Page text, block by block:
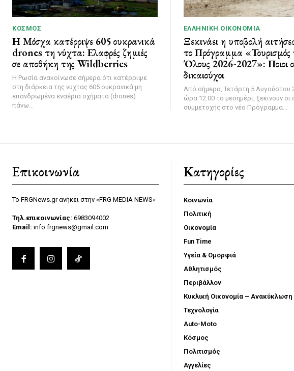
ΚΌΣΜΟΣ
Η Μόσχα κατέρριψε 605 ουκρανικά
drones τη νύχτα: Ελαφρές ζημιές
σε αποθήκη της Wildberries
Η Ρωσία ανακοίνωσε σήμερα ότι κατέρριψε
στη διάρκεια της νύχτας 605 ουκρανικά μη
επανδρωμένα εναέρια οχήματα (drones)
πάνω...
ΕΛΛΗΝΙΚΉ ΟΙΚΟΝΟΜΊΑ
Ξεκινάει η υποβολή
το Πρόγραμμα «Τουρισμός
Όλους 2026-2027»: Ποιοι
δικαιούχοι
Από σήμερα, Τετάρτη 5 Αυγούστου
ώρα 12:00 το μεσημέρι, ξεκινούν οι
συμμετοχής στο νέο Πρόγραμμα...
Επικοινωνία
Το FRGNews.gr ανήκει στην «FRG MEDIA NEWS»
Τηλ.επικοινωνίας: 6983094002
Email: info.frgnews@gmail.com
Κατηγορίες
Κοινωνία
Πολιτική
Οικονομία
Fun Time
Υγεία & Ομορφιά
Αθλητισμός
Περιβάλλον
Κυκλική Οικονομία – Ανακύκλωση
Τεχνολογία
Auto-Moto
Κόσμος
Πολιτισμός
Αγγελίες